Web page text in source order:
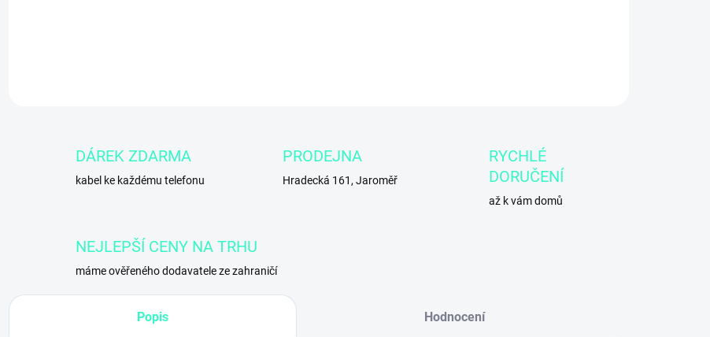
DÁREK ZDARMA
kabel ke každému telefonu
PRODEJNA
Hradecká 161, Jaroměř
RYCHLÉ
DORUČENÍ
až k vám domů
NEJLEPŠÍ CENY NA TRHU
máme ověřeného dodavatele ze zahraničí
Popis Hodnocení